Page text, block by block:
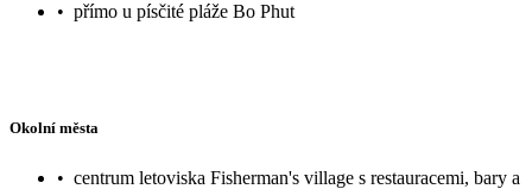
• přímo u písčité pláže Bo Phut
Okolní města
• centrum letoviska Fisherman's village s restauracemi, bary a